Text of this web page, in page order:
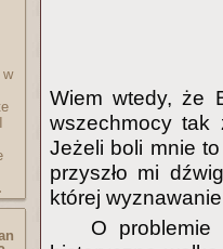
w
Wiem wtedy, że
wszechmocy tak
Jeżeli boli mnie
przyszło mi
której
O